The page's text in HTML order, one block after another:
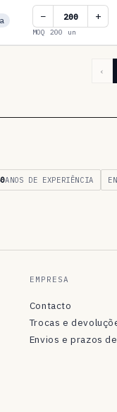
− +
MOQ 200 un
‹
ANOS DE EXPERIÊNCIA
EMPRESA
Contacto
Trocas e
Envios e prazos